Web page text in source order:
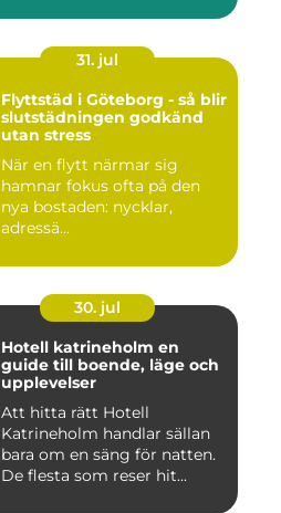
31. jul
Flyttstäd i Göteborg - så blir
slutstädningen godkänd
utan stress
När en flytt närmar sig
hamnar fokus ofta på den
nya bostaden: nycklar,
adressä...
30. jul
Hotell katrineholm en
guide till boende, läge och
upplevelser
Att hitta rätt Hotell
Katrineholm handlar sällan
bara om en säng för natten.
De flesta som reser hit...